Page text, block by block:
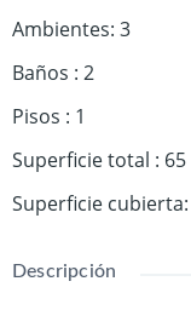
Ambientes: 3
Baños : 2
Pisos : 1
Superficie total : 65
Superficie cubierta:
Descripción